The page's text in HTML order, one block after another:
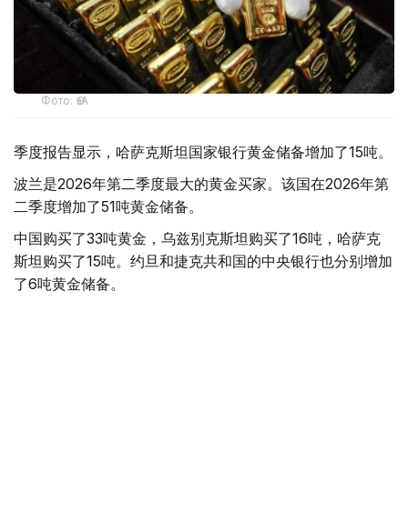
Фото: ӨзА
季度报告显示，哈萨克斯坦国家银行黄金储备增加了15吨。
波兰是2026年第二季度最大的黄金买家。该国在2026年第
二季度增加了51吨黄金储备。
中国购买了33吨黄金，乌兹别克斯坦购买了16吨，哈萨克
斯坦购买了15吨。约旦和捷克共和国的中央银行也分别增加
了6吨黄金储备。